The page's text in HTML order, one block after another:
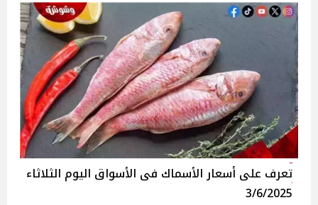
تعرف على أسعار الأسماك فى الأسواق‎‎ اليوم الثلاثاء
3/6/2025